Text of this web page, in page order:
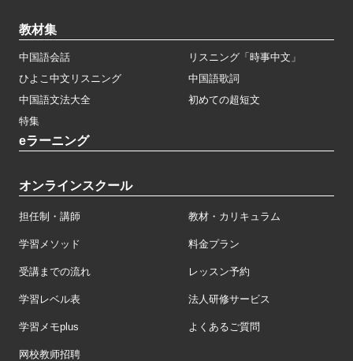
教材集
中国語会話
リスニング「時事中文」
ひよこ中文リスニング
中国語歌詞
中国語文法大全
初めての超短文
特集
eラーニング
オンラインスクール
担任制・講師 教材・カリキュラム
学習メソッド 料金プラン
受講までの流れ レッスン予約
学習レベル表 法人研修サービス
学習メモplus よくあるご質問
网校教师招聘